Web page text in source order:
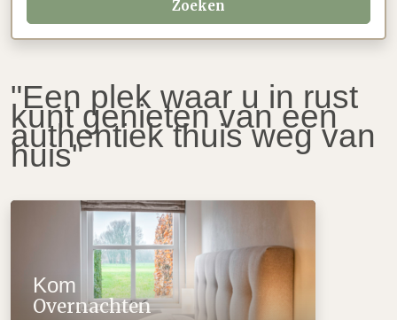
Zoeken
"Een plek waar u in rust
kunt genieten van een
authentiek thuis weg van
huis"
Overnachten
Kom
Overnachten